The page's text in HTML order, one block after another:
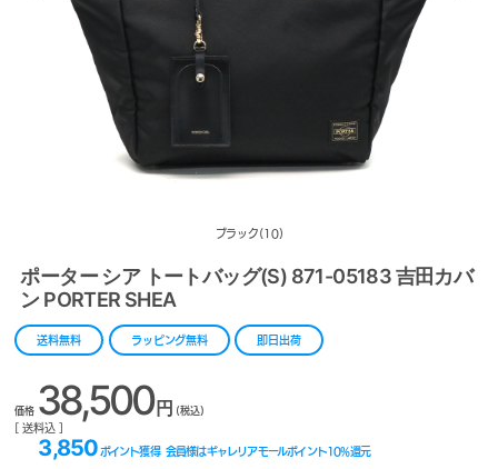
ブラック(10)
ポーター シア トートバッグ(S) 871-05183 吉田カバ
ン PORTER SHEA
送料無料 ラッピング無料 即日出荷
価格 38,500円 (税込)
[ 送料込 ]
3,850 ポイント獲得 会員様はギャレリアモールポイント10%還元